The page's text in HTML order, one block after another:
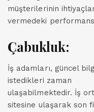
müşterilerinin
vermedeki
Çabukluk:
İş adamları, güncel
istedikleri zaman
ulaşabilmektedir. İş
sitesine ulaşarak son